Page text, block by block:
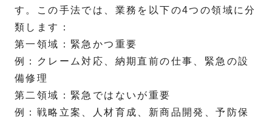
す。この手法では、業務を以下の4つの領域に分
類します：
第一領域：緊急かつ重要
例：クレーム対応、納期直前の仕事、緊急の設
備修理
第二領域：緊急ではないが重要
例：戦略立案、人材育成、新商品開発、予防保